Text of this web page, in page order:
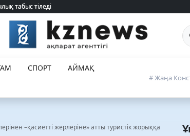
табыс тіледі
табыс тіледі
СПОРТ
АЙМАҚ
# Жаңа
–қасиетті жерлеріне» атты туристік жорыққа